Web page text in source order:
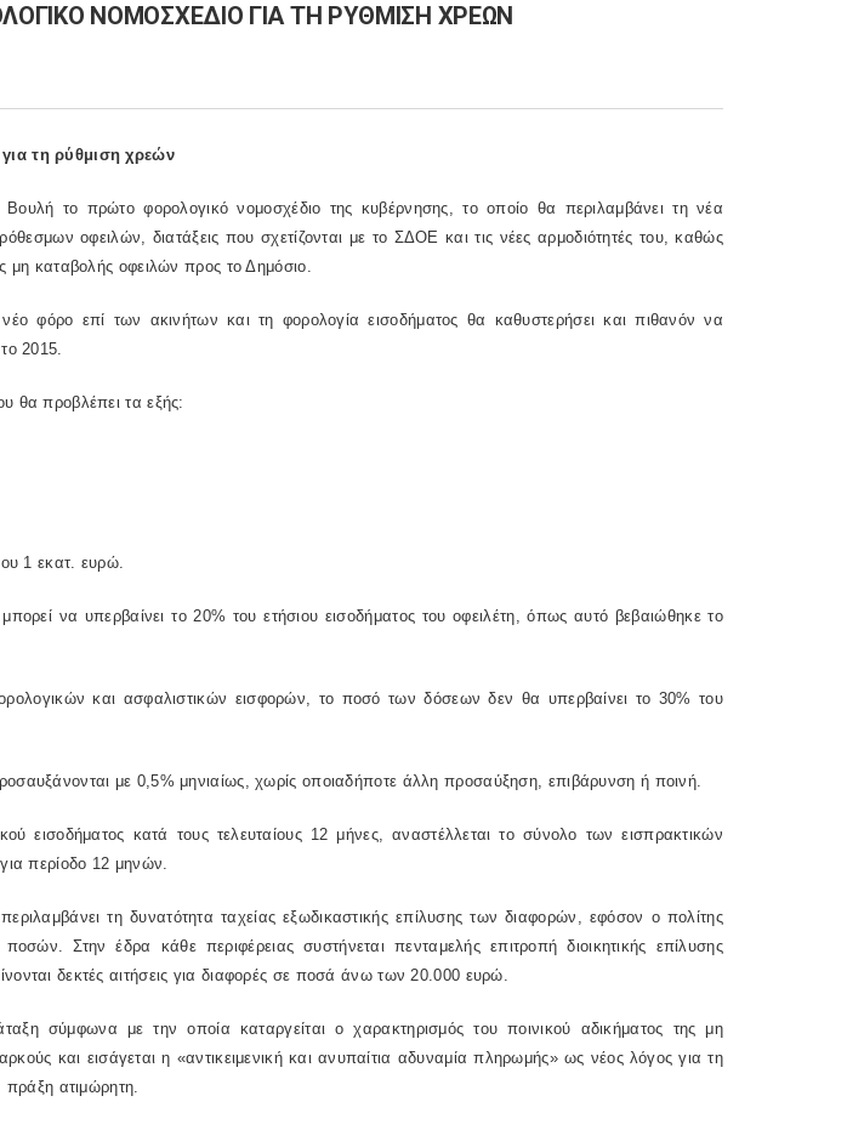
ΝΟΜΟΣΧΕΔΙΟ ΓΙΑ ΤΗ ΡΥΘΜΙΣΗ ΧΡΕΩΝ
τη ρύθμιση χρεών
Βουλή το πρώτο φορολογικό νομοσχέδιο της κυβέρνησης, το οποίο θα περιλαμβάνει τη νέα
οφειλών, διατάξεις που σχετίζονται με το ΣΔΟΕ και τις νέες αρμοδιότητές του, καθώς
μη καταβολής οφειλών προς το Δημόσιο.
φόρο επί των ακινήτων και τη φορολογία εισοδήματος θα καθυστερήσει και πιθανόν να
2015.
θα προβλέπει τα εξής:
1 εκατ. ευρώ.
να υπερβαίνει το 20% του ετήσιου εισοδήματος του οφειλέτη, όπως αυτό βεβαιώθηκε το
και ασφαλιστικών εισφορών, το ποσό των δόσεων δεν θα υπερβαίνει το 30% του
με 0,5% μηνιαίως, χωρίς οποιαδήποτε άλλη προσαύξηση, επιβάρυνση ή ποινή.
εισοδήματος κατά τους τελευταίους 12 μήνες, αναστέλλεται το σύνολο των εισπρακτικών
περίοδο 12 μηνών.
τη δυνατότητα ταχείας εξωδικαστικής επίλυσης των διαφορών, εφόσον ο πολίτης
Στην έδρα κάθε περιφέρειας συστήνεται πενταμελής επιτροπή διοικητικής επίλυσης
δεκτές αιτήσεις για διαφορές σε ποσά άνω των 20.000 ευρώ.
σύμφωνα με την οποία καταργείται ο χαρακτηρισμός του ποινικού αδικήματος της μη
και εισάγεται η «αντικειμενική και ανυπαίτια αδυναμία πληρωμής» ως νέος λόγος για τη
πράξη ατιμώρητη.